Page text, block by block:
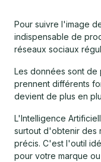
Pour suivre l'image
indispensable de
réseaux sociaux
Les données sont de
prennent différents
devient de plus en
L'Intelligence
surtout d'obtenir des
précis. C'est l'outil
pour votre marque